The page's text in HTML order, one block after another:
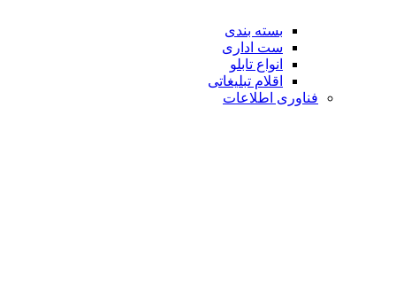
بسته بندی
ست اداری
انواع تابلو
اقلام تبلیغاتی
فناوری اطلاعات